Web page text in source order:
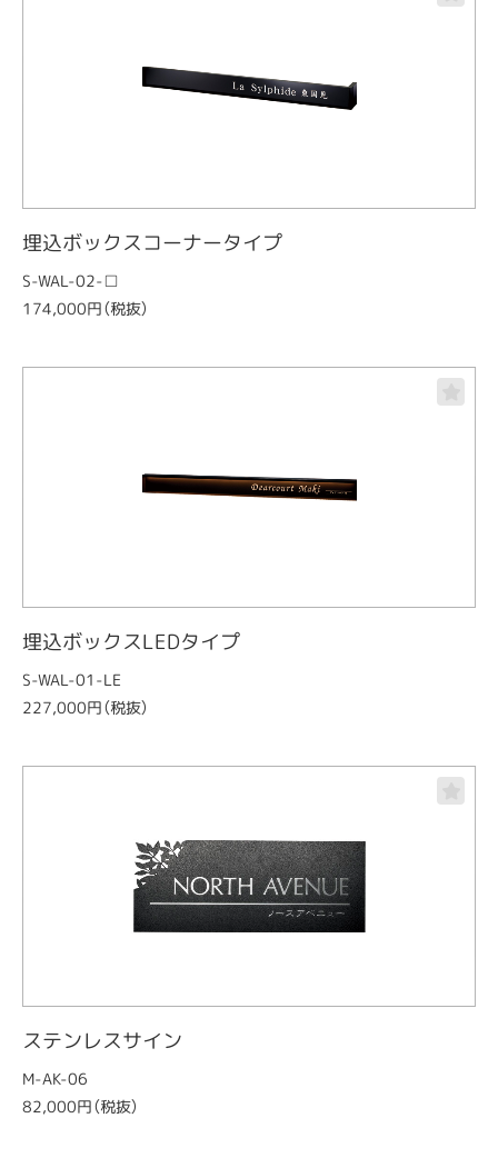
埋込ボックスコーナータイプ
S-WAL-02-□
174,000円（税抜）
埋込ボックスLEDタイプ
S-WAL-01-LE
227,000円（税抜）
ステンレスサイン
M-AK-06
82,000円（税抜）